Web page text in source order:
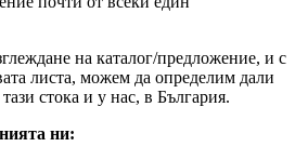
на каталог/предложение, и с
листа, можем да определим дали
стока и у нас, в България.
ни: